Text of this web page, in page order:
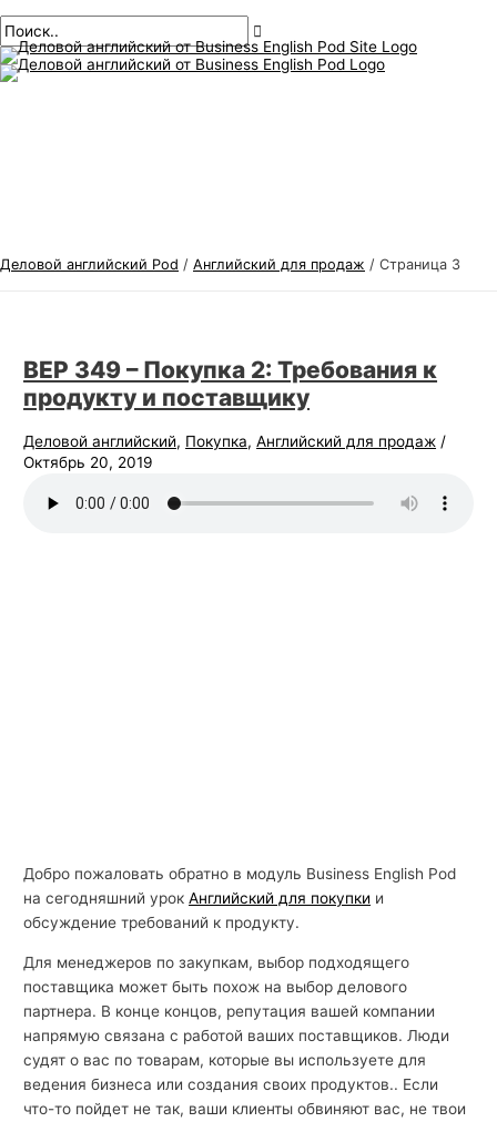
к
содержанию
меню
Деловой английский Pod / Английский для продаж / Страница 3
BEP 349 – Покупка 2: Требования к
продукту и поставщику
Деловой английский, Покупка,Английский для продаж /
Октябрь 20, 2019
Добро пожаловать обратно в модуль Business English Pod
на сегодняшний урокАнглийский для покупки и
обсуждение требований к продукту.
Для менеджеров по закупкам, выбор подходящего
поставщика может быть похож на выбор делового
партнера. В конце концов, репутация вашей компании
напрямую связана с работой ваших поставщиков. Люди
судят о вас по товарам, которые вы используете для
ведения бизнеса или создания своих продуктов.. Если
что-то пойдет не так, ваши клиенты обвиняют вас, не твои
сообщений
Т
е
м
а
н
г
л
И
с
к